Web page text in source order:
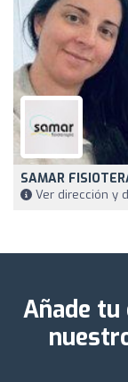
SAMAR
Ver dirección y
Añade